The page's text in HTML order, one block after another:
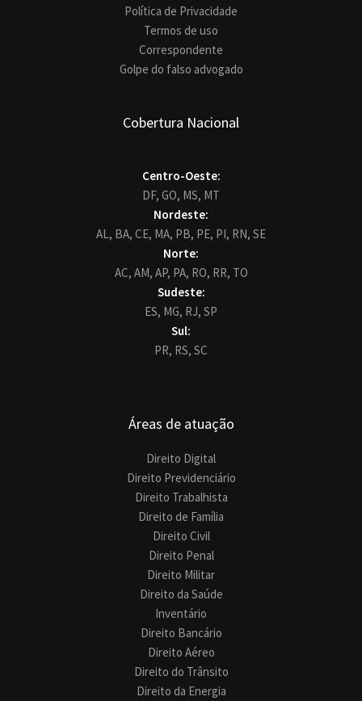
Política de Privacidade
Termos de uso
Correspondente
Golpe do falso advogado
Cobertura Nacional
Centro-Oeste:
DF, GO, MS, MT
Nordeste:
AL, BA, CE, MA, PB, PE, PI, RN, SE
Norte:
AC, AM, AP, PA, RO, RR, TO
Sudeste:
ES, MG, RJ, SP
Sul:
PR, RS, SC
Áreas de atuação
Direito Digital
Direito Previdenciário
Direito Trabalhista
Direito de Família
Direito Civil
Direito Penal
Direito Militar
Direito da Saúde
Inventário
Direito Bancário
Direito Aéreo
Direito do Trânsito
Direito da Energia